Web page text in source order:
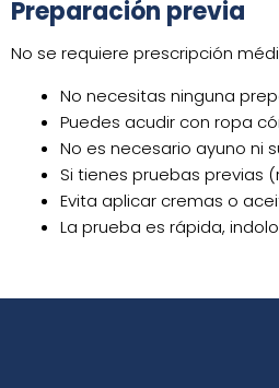
Preparación previa
No se requiere prescripción
No necesitas ninguna
Puedes acudir con ropa
No es necesario ayuno ni
Si tienes pruebas previas
Evita aplicar cremas o
La prueba es rápida,